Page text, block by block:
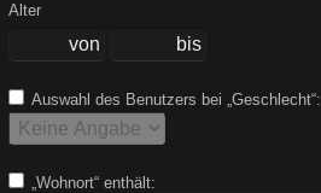
Alter
Auswahl des Benutzers bei „Geschlecht“:
„Wohnort“ enthält: